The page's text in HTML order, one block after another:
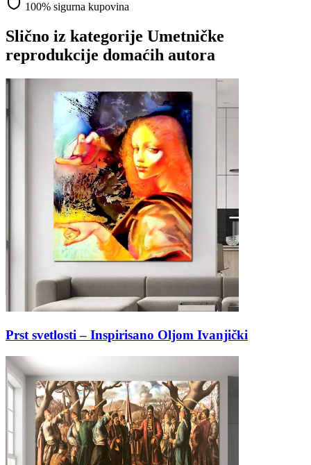
100% sigurna kupovina
Slično iz kategorije Umetničke
reprodukcije domaćih autora
Prst svetlosti – Inspirisano Oljom Ivanjički